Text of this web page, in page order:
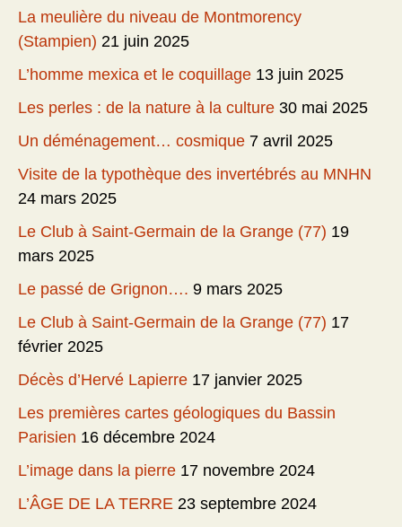
La meulière du niveau de Montmorency
(Stampien) 21 juin 2025
L’homme mexica et le coquillage 13 juin 2025
Les perles : de la nature à la culture 30 mai 2025
Un déménagement… cosmique 7 avril 2025
Visite de la typothèque des invertébrés au MNHN
24 mars 2025
Le Club à Saint-Germain de la Grange (77) 19
mars 2025
Le passé de Grignon…. 9 mars 2025
Le Club à Saint-Germain de la Grange (77) 17
février 2025
Décès d’Hervé Lapierre 17 janvier 2025
Les premières cartes géologiques du Bassin
Parisien 16 décembre 2024
L’image dans la pierre 17 novembre 2024
L’ÂGE DE LA TERRE 23 septembre 2024